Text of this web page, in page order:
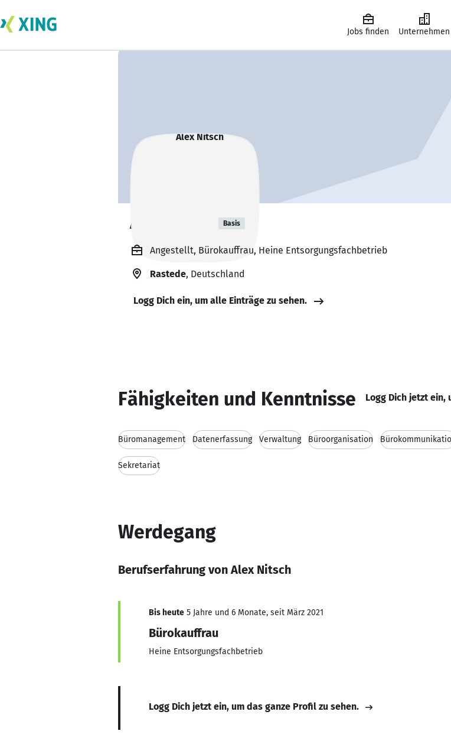
Jobs finden Unternehmen
Alex Nitsch Basis
Angestellt, Bürokauffrau, Heine Entsorgungsfachbetrieb
Rastede, Deutschland
Logg Dich ein, um alle Einträge zu sehen.
Fähigkeiten und Kenntnisse Logg Dich jetzt ein,
Büromanagement Datenerfassung Verwaltung Büroorganisation
Sekretariat
Werdegang
Berufserfahrung von Alex Nitsch
Bis heute 5 Jahre und 6 Monate, seit März 2021
Bürokauffrau
Heine Entsorgungsfachbetrieb
Logg Dich jetzt ein, um das ganze Profil zu sehen.